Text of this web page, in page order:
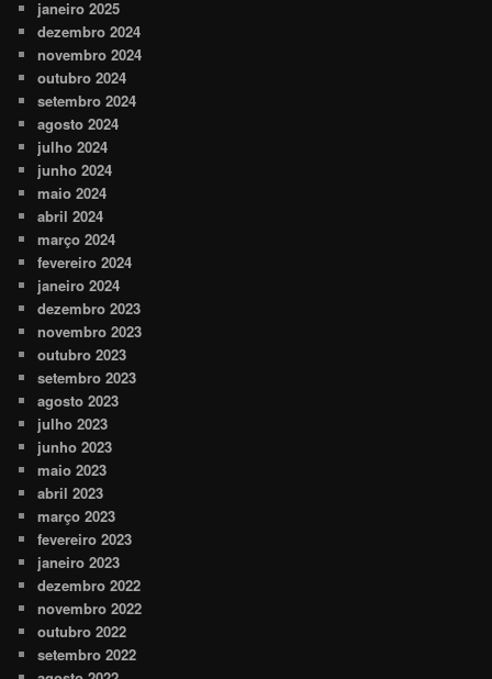
janeiro 2025
dezembro 2024
novembro 2024
outubro 2024
setembro 2024
agosto 2024
julho 2024
junho 2024
maio 2024
abril 2024
março 2024
fevereiro 2024
janeiro 2024
dezembro 2023
novembro 2023
outubro 2023
setembro 2023
agosto 2023
julho 2023
junho 2023
maio 2023
abril 2023
março 2023
fevereiro 2023
janeiro 2023
dezembro 2022
novembro 2022
outubro 2022
setembro 2022